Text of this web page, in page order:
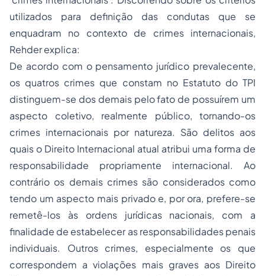
utilizados para definição das condutas que se
enquadram no contexto de crimes internacionais,
Rehder explica:
De acordo com o pensamento jurídico prevalecente,
os quatros crimes que constam no Estatuto do TPI
distinguem-se dos demais pelo fato de possuírem um
aspecto coletivo, realmente público, tornando-os
crimes internacionais por natureza. São delitos aos
quais o Direito Internacional atual atribui uma forma de
responsabilidade propriamente internacional. Ao
contrário os demais crimes são considerados como
tendo um aspecto mais privado e, por ora, prefere-se
remetê-los às ordens jurídicas nacionais, com a
finalidade de estabelecer as responsabilidades penais
individuais. Outros crimes, especialmente os que
correspondem a violações mais graves aos Direito